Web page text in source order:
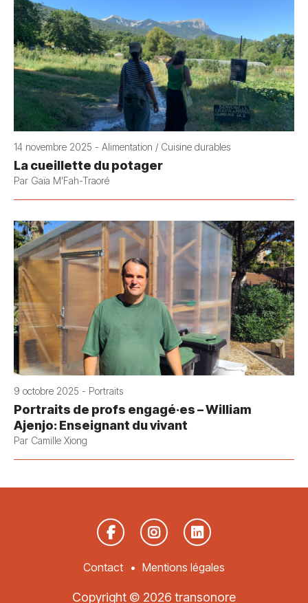
14 novembre 2025 - Alimentation / Cuisine durables
La cueillette du potager
Par Gaïa M'Fah-Traoré
9 octobre 2025 - Portraits
Portraits de profs engagé·es – William
Ajenjo: Enseignant du vivant
Par Camille Xiong
Contact Mentions légales
Copyright © 2026 transonore